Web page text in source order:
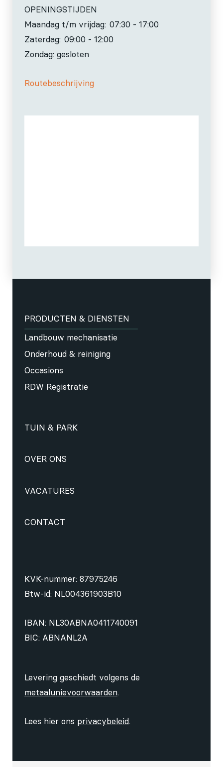
OPENINGSTIJDEN
Maandag t/m vrijdag: 07:30 - 17:00
Zaterdag: 09:00 - 12:00
Zondag: gesloten
Routebeschrijving
PRODUCTEN & DIENSTEN
Landbouw mechanisatie
Onderhoud & reiniging
Occasions
RDW Registratie
TUIN & PARK
OVER ONS
VACATURES
CONTACT
KVK-nummer: 87975246
Btw-id: NL004361903B10
IBAN: NL30ABNA0411740091
BIC: ABNANL2A
Levering geschiedt volgens de
metaalunievoorwaarden.
Lees hier ons privacybeleid.